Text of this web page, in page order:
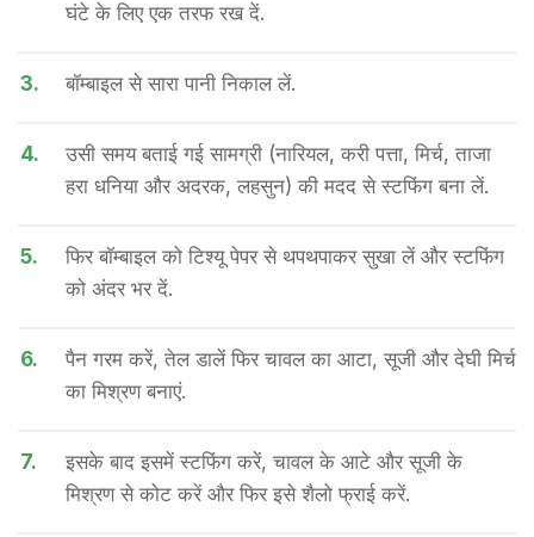
घंटे के लिए एक तरफ रख दें.
3. बॉम्बाइल से सारा पानी निकाल लें.
4.
उसी समय बताई गई सामग्री (नारियल, करी पत्ता, मिर्च, ताजा
हरा धनिया और अदरक, लहसुन) की मदद से स्टफिंग बना लें.
5.
फिर बॉम्बाइल को टिश्यू पेपर से थपथपाकर सुखा लें और स्टफिंग
को अंदर भर दें.
6.
पैन गरम करें, तेल डालें फिर चावल का आटा, सूजी और देघी मिर्च
का मिश्रण बनाएं.
7.
इसके बाद इसमें स्टफिंग करें, चावल के आटे और सूजी के
मिश्रण से कोट करें और फिर इसे शैलो फ्राई करें.